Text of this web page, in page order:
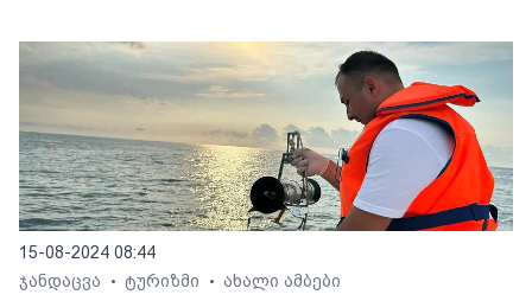
15-08-2024 08:44
ჯანდაცვა
• ტურიზმი • ახალი ამბები